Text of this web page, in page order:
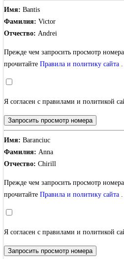
Имя: Bantis
Фамилия: Victor
Отчество: Andrei
Прежде чем запросить просмотр
прочитайте Правила и политику сайта .
Я согласен с правилами и политикой
Запросить просмотр номера
Имя: Baranciuc
Фамилия: Anna
Отчество: Chirill
Прежде чем запросить просмотр
прочитайте Правила и политику сайта .
Я согласен с правилами и политикой
Запросить просмотр номера